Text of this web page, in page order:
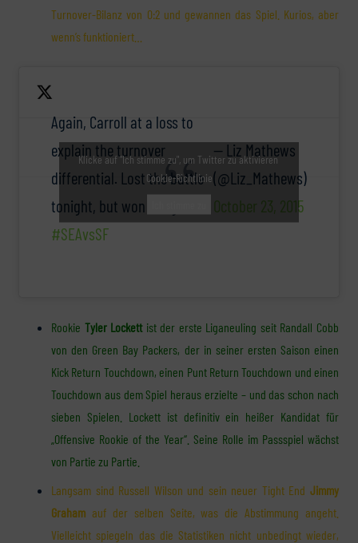
Turnover-Bilanz von 0:2 und gewannen das Spiel. Kurios, aber
wenn’s funktioniert…
Again, Carroll at a loss to
explain the turnover
differential. Lost the battle
tonight, but won the game.
#SEAvsSF
— Liz Mathews
(@Liz_Mathews)
October 23, 2015
Klicke auf "Ich stimme zu", um Twitter zu aktivieren
Cookie-Richtlinie
Rookie Tyler Lockettist der erste Liganeuling seit Randall Cobb
von den Green Bay Packers, der in seiner ersten Saison einen
Kick Return Touchdown, einen Punt Return Touchdown und einen
Touchdown aus dem Spiel heraus erzielte – und das schon nach
sieben Spielen. Lockett ist definitiv ein heißer Kandidat für
„Offensive Rookie of the Year“. Seine Rolle im Passspiel wächst
von Partie zu Partie.
Langsam sind Russell Wilson und sein neuer Tight End Jimmy
Graham auf der selben Seite, was die Abstimmung angeht.
Vielleicht spiegeln das die Statistiken nicht unbedingt wieder,